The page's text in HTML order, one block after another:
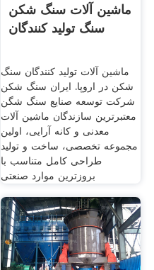
ماشین آلات سنگ شکن
سنگ تولید کنندگان
ماشین آلات تولید کنندگان سنگ
شکن در اروپا. ایران سنگ شکن
شرکت توسعه صنایع سنگ شگن
معتبرترین سازندگان ماشین آلات
معدنی و کانه آرایی، اولین
مجموعه تخصصی، ساخت و تولید
طراحی کامل متناسب با
بروزترین موارد صنعتی